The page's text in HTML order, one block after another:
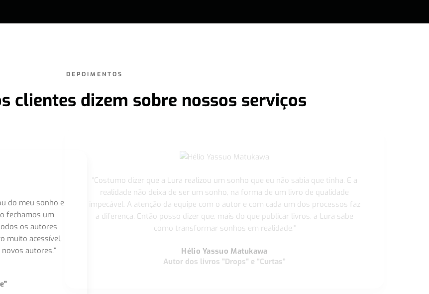
DEPOIMENTOS
clientes dizem sobre nossos serviços
do meu sonho e
fechamos um
os autores
muito acessível,
autores.”
"Costumo dizer que a Lura realizou um sonho que eu não sabia que tinha. E a
realidade não deixa de ser um sonho, na forma de um livro de qualidade
impecável. A atenção da equipe com o autor e com cada um dos processos faz
a diferença. Então posso dizer que, mais do que publicar livros, a Lura sabe
como transformar sonhos em realidade."
Hélio Yassuo Matukawa
Autor dos livros "Drops" e “Curtas”